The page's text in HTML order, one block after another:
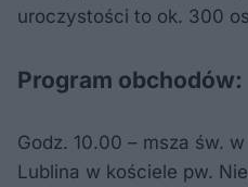
uroczystości to ok. 300
Program obchodów:
Godz. 10.00 – msza św.
Lublina w kościele pw.